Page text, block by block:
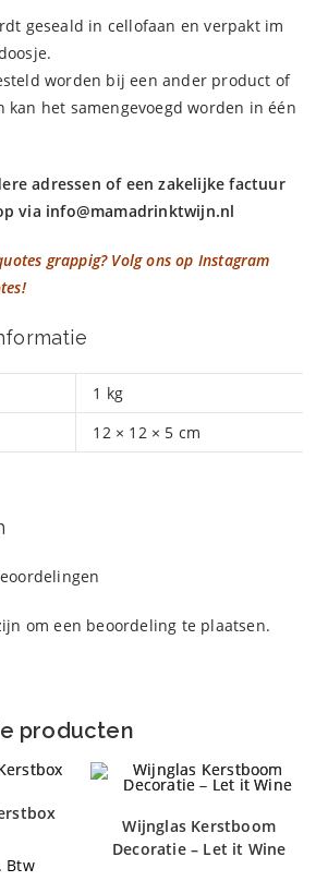
geseald in cellofaan en verpakt im
worden bij een ander product of
kan het samengevoegd worden in één
adressen of een zakelijke factuur
via info@mamadrinktwijn.nl
grappig? Volg ons op Instagram
1 kg
12 × 12 × 5 cm
om een beoordeling te plaatsen.
producten
Btw
Wijnglas Kerstboom
Decoratie – Let it Wine